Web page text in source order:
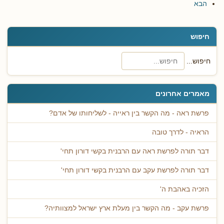
חיפוש
חיפוש...
מאמרים אחרונים
פרשת ראה - מה הקשר בין ראייה - לשליחותו של אדם?
הראיה - לדרך טובה
דבר תורה לפרשת ראה עם הרבנית בקשי דורון תחי'
דבר תורה לפרשת עקב עם הרבנית בקשי דורון תחי'
הזכיה באהבת ה'
פרשת עקב - מה הקשר בין מעלת ארץ ישראל למצוותיה?
הבא